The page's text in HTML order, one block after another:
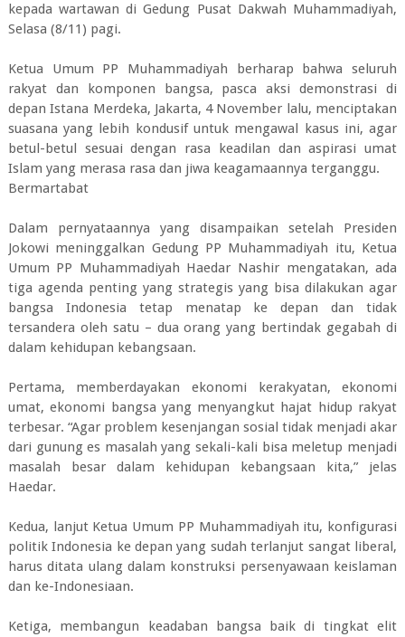
kepada wartawan di Gedung Pusat Dakwah Muhammadiyah,
Selasa (8/11) pagi.
Ketua Umum PP Muhammadiyah berharap bahwa seluruh
rakyat dan komponen bangsa, pasca aksi demonstrasi di
depan Istana Merdeka, Jakarta, 4 November lalu, menciptakan
suasana yang lebih kondusif untuk mengawal kasus ini, agar
betul-betul sesuai dengan rasa keadilan dan aspirasi umat
Islam yang merasa rasa dan jiwa keagamaannya terganggu.
Bermartabat
Dalam pernyataannya yang disampaikan setelah Presiden
Jokowi meninggalkan Gedung PP Muhammadiyah itu, Ketua
Umum PP Muhammadiyah Haedar Nashir mengatakan, ada
tiga agenda penting yang strategis yang bisa dilakukan agar
bangsa Indonesia tetap menatap ke depan dan tidak
tersandera oleh satu – dua orang yang bertindak gegabah di
dalam kehidupan kebangsaan.
Pertama, memberdayakan ekonomi kerakyatan, ekonomi
umat, ekonomi bangsa yang menyangkut hajat hidup rakyat
terbesar. “Agar problem kesenjangan sosial tidak menjadi akar
dari gunung es masalah yang sekali-kali bisa meletup menjadi
masalah besar dalam kehidupan kebangsaan kita,” jelas
Haedar.
Kedua, lanjut Ketua Umum PP Muhammadiyah itu, konfigurasi
politik Indonesia ke depan yang sudah terlanjut sangat liberal,
harus ditata ulang dalam konstruksi persenyawaan keislaman
dan ke-Indonesiaan.
Ketiga, membangun keadaban bangsa baik di tingkat elit